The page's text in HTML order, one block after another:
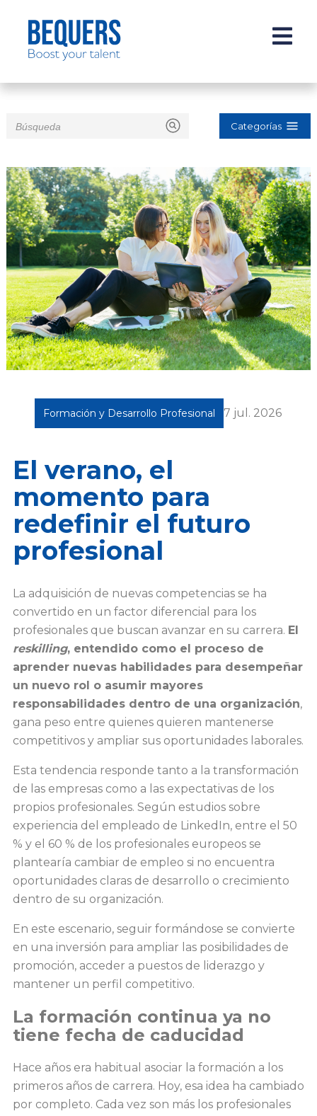
Categorías
Formación y Desarrollo Profesional 7 jul. 2026
El verano, el
momento para
redefinir el futuro
profesional
La adquisición de nuevas competencias se ha
convertido en un factor diferencial para los
profesionales que buscan avanzar en su carrera. El
reskilling, entendido como el proceso de
aprender nuevas habilidades para desempeñar
un nuevo rol o asumir mayores
responsabilidades dentro de una organización,
gana peso entre quienes quieren mantenerse
competitivos y ampliar sus oportunidades laborales.
Esta tendencia responde tanto a la transformación
de las empresas como a las expectativas de los
propios profesionales. Según estudios sobre
experiencia del empleado de LinkedIn, entre el 50
% y el 60 % de los profesionales europeos se
plantearía cambiar de empleo si no encuentra
oportunidades claras de desarrollo o crecimiento
dentro de su organización.
En este escenario, seguir formándose se convierte
en una inversión para ampliar las posibilidades de
promoción, acceder a puestos de liderazgo y
mantener un perfil competitivo.
La formación continua ya no
tiene fecha de caducidad
Hace años era habitual asociar la formación a los
primeros años de carrera. Hoy, esa idea ha cambiado
por completo. Cada vez son más los profesionales